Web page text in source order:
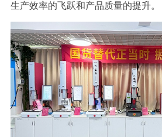
生产效率的飞跃和产品质量的提升。